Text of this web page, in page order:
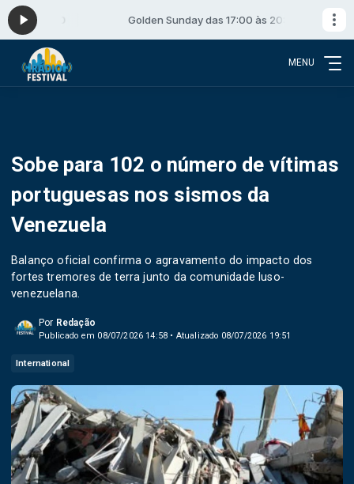
às 20:00 Golden Sunday das 17:00 às 20:00
MENU
Sobe para 102 o número de vítimas
portuguesas nos sismos da
Venezuela
Balanço oficial confirma o agravamento do impacto dos
fortes tremores de terra junto da comunidade luso-
venezuelana.
Por Redação
Publicado em 08/07/2026 14:58 • Atualizado 08/07/2026 19:51
International